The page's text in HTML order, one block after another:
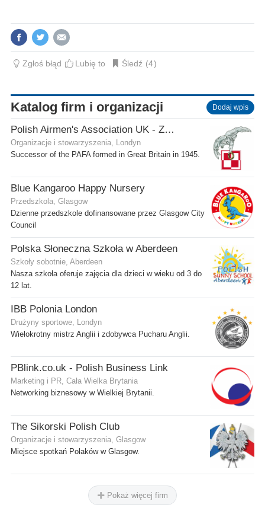
Zgłoś błąd Lubię to Śledź 4
Katalog firm i organizacji Dodaj wpis
Polish Airmen's Association UK - Związek Lotników Polskich WB
Organizacje i stowarzyszenia, Londyn
Successor of the PAFA formed in Great Britain in 1945.
Blue Kangaroo Happy Nursery
Przedszkola, Glasgow
Dzienne przedszkole dofinansowane przez Glasgow City
Council
Polska Słoneczna Szkoła w Aberdeen
Szkoły sobotnie, Aberdeen
Nasza szkoła oferuje zajęcia dla dzieci w wieku od 3 do
12 lat.
IBB Polonia London
Drużyny sportowe, Londyn
Wielokrotny mistrz Anglii i zdobywca Pucharu Anglii.
PBlink.co.uk - Polish Business Link
Marketing i PR, Cała Wielka Brytania
Networking biznesowy w Wielkiej Brytanii.
The Sikorski Polish Club
Organizacje i stowarzyszenia, Glasgow
Miejsce spotkań Polaków w Glasgow.
Pokaż więcej firm